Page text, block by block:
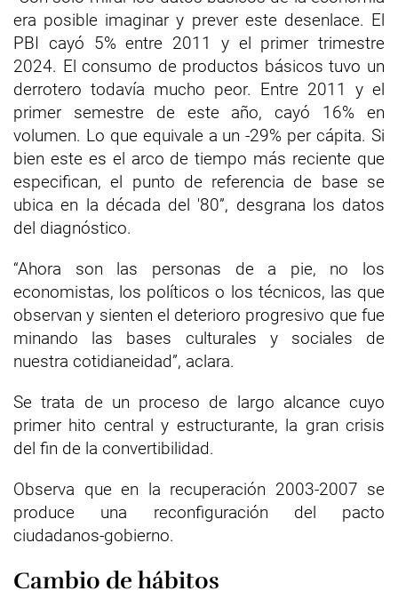
era posible imaginar y prever este desenlace. El
PBI cayó 5% entre 2011 y el primer trimestre
2024. El consumo de productos básicos tuvo un
derrotero todavía mucho peor. Entre 2011 y el
primer semestre de este año, cayó 16% en
volumen. Lo que equivale a un -29% per cápita. Si
bien este es el arco de tiempo más reciente que
especifican, el punto de referencia de base se
ubica en la década del '80”, desgrana los datos
del diagnóstico.
“Ahora son las personas de a pie, no los
economistas, los políticos o los técnicos, las que
observan y sienten el deterioro progresivo que fue
minando las bases culturales y sociales de
nuestra cotidianeidad”, aclara.
Se trata de un proceso de largo alcance cuyo
primer hito central y estructurante, la gran crisis
del fin de la convertibilidad.
Observa que en la recuperación 2003-2007 se
produce una reconfiguración del pacto
ciudadanos-gobierno.
Cambio de hábitos